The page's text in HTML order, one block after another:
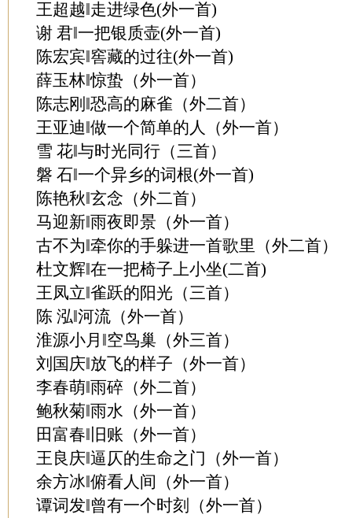
王超越‖走进绿色(外一首)
谢 君‖一把银质壶(外一首)
陈宏宾‖窖藏的过往(外一首)
薛玉林‖惊蛰（外一首）
陈志刚‖恐高的麻雀（外二首）
王亚迪‖做一个简单的人（外一首）
雪 花‖与时光同行（三首）
磐 石‖一个异乡的词根(外一首)
陈艳秋‖玄念（外二首）
马迎新‖雨夜即景（外一首）
古不为‖牵你的手躲进一首歌里（外二首）
杜文辉‖在一把椅子上小坐(二首)
王凤立‖雀跃的阳光（三首）
陈 泓‖河流（外一首）
淮源小月‖空鸟巢（外三首）
刘国庆‖放飞的样子（外一首）
李春萌‖雨碎（外二首）
鲍秋菊‖雨水（外一首）
田富春‖旧账（外一首）
王良庆‖逼仄的生命之门（外一首）
余方冰‖俯看人间（外一首）
谭词发‖曾有一个时刻（外一首）